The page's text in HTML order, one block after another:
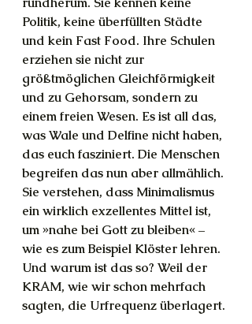
Politik, keine überfüllten Städte
und kein Fast Food. Ihre Schulen
erziehen sie nicht zur
größtmöglichen Gleichförmigkeit
und zu Gehorsam, sondern zu
einem freien Wesen. Es ist all das,
was Wale und Delfine nicht haben,
das euch fasziniert. Die Menschen
begreifen das nun aber allmählich.
Sie verstehen, dass Minimalismus
ein wirklich exzellentes Mittel ist,
um »nahe bei Gott zu bleiben« –
wie es zum Beispiel Klöster lehren.
Und warum ist das so? Weil der
KRAM, wie wir schon mehrfach
sagten, die Urfrequenz überlagert.